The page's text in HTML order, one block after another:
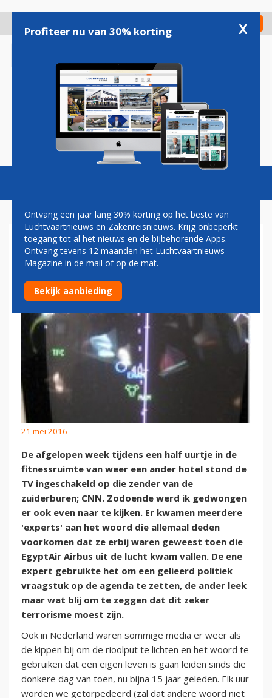
gaan
Check in
Magazine Podcasts Vacatures
DAVID VAN VLIET:
VLIEGTUIGSTAND
21 mei 2016
De afgelopen week tijdens een half uurtje in de
fitnessruimte van weer een ander hotel stond de
TV ingeschakeld op die zender van de
zuiderburen; CNN. Zodoende werd ik gedwongen
er ook even naar te kijken. Er kwamen meerdere
'experts' aan het woord die allemaal deden
voorkomen dat ze erbij waren geweest toen die
EgyptAir Airbus uit de lucht kwam vallen. De ene
expert gebruikte het om een gelieerd politiek
vraagstuk op de agenda te zetten, de ander leek
maar wat blij om te zeggen dat dit zeker
terrorisme moest zijn.
Ook in Nederland waren sommige media er weer als
de kippen bij om de rioolput te lichten en het woord te
gebruiken dat een eigen leven is gaan leiden sinds die
donkere dag van toen, nu bijna 15 jaar geleden. Elk uur
worden we getorpedeerd (zal dat andere woord niet
Profiteer nu van 30% korting x
Ontvang een jaar lang 30% korting op het beste van
Luchtvaartnieuws en Zakenreisnieuws. Krijg onbeperkt
toegang tot al het nieuws en de bijbehorende Apps.
Ontvang tevens 12 maanden het Luchtvaartnieuws
Magazine in de mail of op de mat.
Bekijk aanbieding